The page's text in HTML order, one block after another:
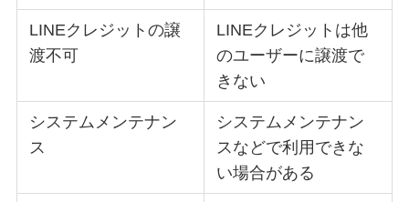
LINEクレジットの譲
渡不可
LINEクレジットは他
のユーザーに譲渡で
きない
システムメンテナン
ス
システムメンテナン
スなどで利用できな
い場合がある